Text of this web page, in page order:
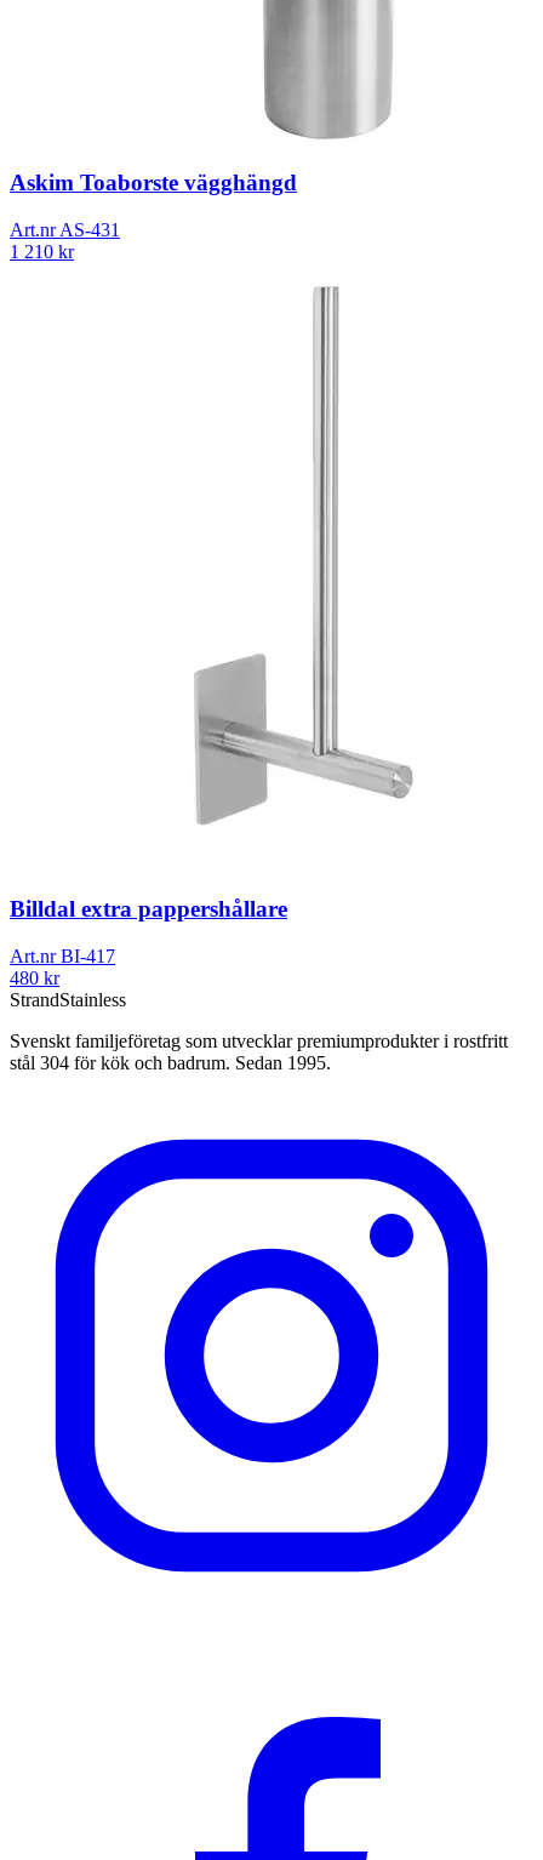
Askim Toaborste vägghängd
Art.nrAS-431
1 210 kr
Billdal extra pappershållare
Art.nrBI-417
480 kr
StrandStainless
Svenskt familjeföretag som utvecklar premiumprodukter i rostfritt
stål 304 för kök och badrum. Sedan 1995.